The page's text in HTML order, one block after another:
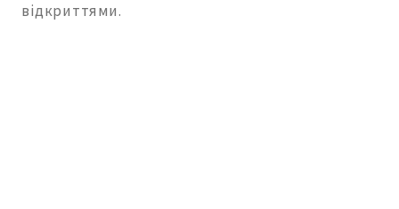
відкриттями.